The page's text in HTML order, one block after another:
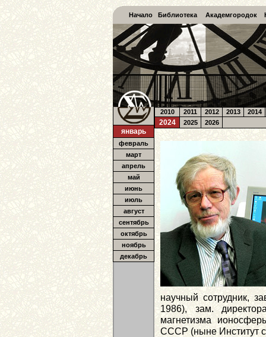
Начало Библиотека Академгородок
январь
февраль
март
апрель
май
июнь
июль
август
сентябрь
октябрь
ноябрь
декабрь
2010 2011 2012 2013 2014
2024 2025 2026
научный сотрудник,
1986), зам.
магнетизма
СССР (ныне Институт